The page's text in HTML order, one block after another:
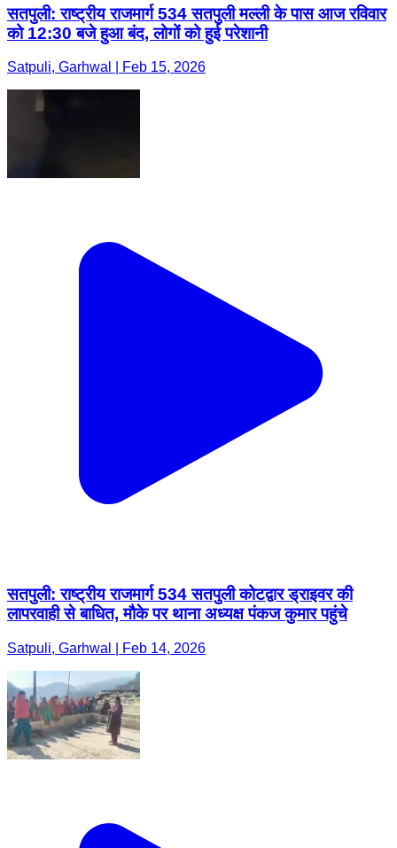
सतपुली: राष्ट्रीय राजमार्ग 534 सतपुली मल्ली के पास आज रविवार
को 12:30 बजे हुआ बंद, लोगों को हुई परेशानी
Satpuli, Garhwal | Feb 15, 2026
सतपुली: राष्ट्रीय राजमार्ग 534 सतपुली कोटद्वार ड्राइवर की
लापरवाही से बाधित, मौके पर थाना अध्यक्ष पंकज कुमार पहुंचे
Satpuli, Garhwal | Feb 14, 2026